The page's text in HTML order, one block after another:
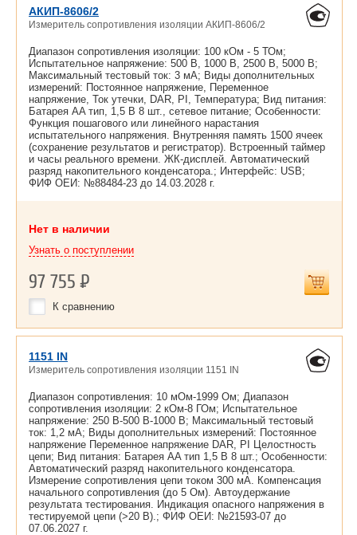
АКИП-8606/2
Измеритель сопротивления изоляции АКИП-8606/2
Диапазон сопротивления изоляции: 100 кОм - 5 ТОм;
Испытательное напряжение: 500 В, 1000 В, 2500 В, 5000 В;
Максимальный тестовый ток: 3 мА; Виды дополнительных
измерений: Постоянное напряжение, Переменное
напряжение, Ток утечки, DAR, PI, Температура; Вид питания:
Батарея AA тип, 1,5 В 8 шт., сетевое питание; Особенности:
Функция пошагового или линейного нарастания
испытательного напряжения. Внутренняя память 1500 ячеек
(сохранение результатов и регистратор). Встроенный таймер
и часы реального времени. ЖК-дисплей. Автоматический
разряд накопительного конденсатора.; Интерфейс: USB;
ФИФ ОЕИ: №88484-23 до 14.03.2028 г.
Нет в наличии
Узнать о поступлении
97 755Р
К сравнению
1151 IN
Измеритель сопротивления изоляции 1151 IN
Диапазон сопротивления: 10 мОм-1999 Ом; Диапазон
сопротивления изоляции: 2 кОм-8 ГОм; Испытательное
напряжение: 250 В-500 В-1000 В; Максимальный тестовый
ток: 1,2 мА; Виды дополнительных измерений: Постоянное
напряжение Переменное напряжение DAR, PI Целостность
цепи; Вид питания: Батарея AA тип 1,5 В 8 шт.; Особенности:
Автоматический разряд накопительного конденсатора.
Измерение сопротивления цепи током 300 мА. Компенсация
начального сопротивления (до 5 Ом). Автоудержание
результата тестирования. Индикация опасного напряжения в
тестируемой цепи (>20 В).; ФИФ ОЕИ: №21593-07 до
07.06.2027 г.